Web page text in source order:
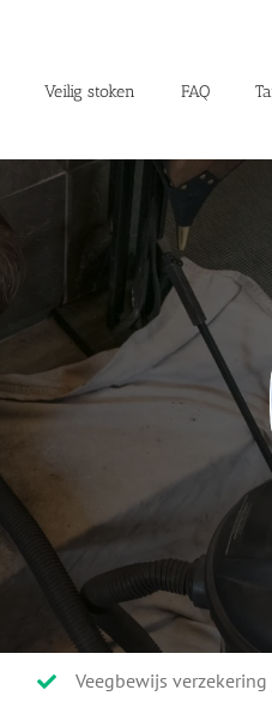
Veilig stoken FAQ
Veegbewijs verzekering